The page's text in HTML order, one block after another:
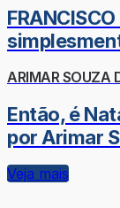
ARIMAR SOUZA
Então, é
por Arimar
Veja mais